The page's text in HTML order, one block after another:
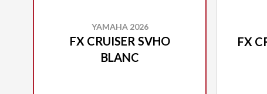
YAMAHA 2026
FX CRUISER SVHO
BLANC
FX